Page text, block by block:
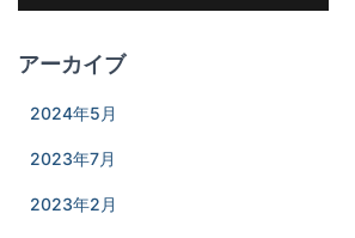
アーカイブ
2024年5月
2023年7月
2023年2月